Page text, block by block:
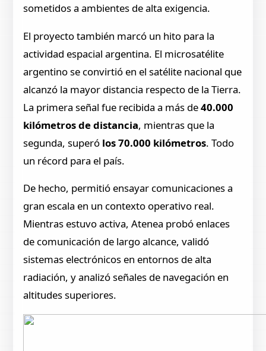
sometidos a ambientes de alta exigencia.
El proyecto también marcó un hito para la
actividad espacial argentina. El microsatélite
argentino se convirtió en el satélite nacional que
alcanzó la mayor distancia respecto de la Tierra.
La primera señal fue recibida a más de40.000
kilómetros de distancia, mientras que la
segunda, superó los 70.000 kilómetros. Todo
un récord para el país.
De hecho, permitió ensayar comunicaciones a
gran escala en un contexto operativo real.
Mientras estuvo activa, Atenea probó enlaces
de comunicación de largo alcance, validó
sistemas electrónicos en entornos de alta
radiación, y analizó señales de navegación en
altitudes superiores.